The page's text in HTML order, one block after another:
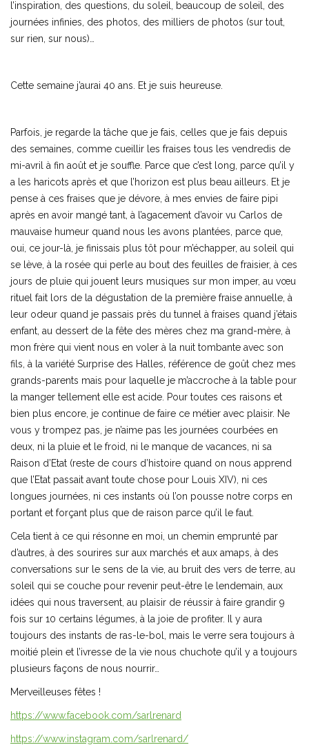
l’inspiration, des questions, du soleil, beaucoup de soleil, des
journées infinies, des photos, des milliers de photos (sur tout,
sur rien, sur nous)…
Cette semaine j’aurai 40 ans. Et je suis heureuse.
Parfois, je regarde la tâche que je fais, celles que je fais depuis
des semaines, comme cueillir les fraises tous les vendredis de
mi-avril à fin août et je souffle. Parce que c’est long, parce qu’il y
a les haricots après et que l’horizon est plus beau ailleurs. Et je
pense à ces fraises que je dévore, à mes envies de faire pipi
après en avoir mangé tant, à l’agacement d’avoir vu Carlos de
mauvaise humeur quand nous les avons plantées, parce que,
oui, ce jour-là, je finissais plus tôt pour m’échapper, au soleil qui
se lève, à la rosée qui perle au bout des feuilles de fraisier, à ces
jours de pluie qui jouent leurs musiques sur mon imper, au vœu
rituel fait lors de la dégustation de la première fraise annuelle, à
leur odeur quand je passais près du tunnel à fraises quand j’étais
enfant, au dessert de la fête des mères chez ma grand-mère, à
mon frère qui vient nous en voler à la nuit tombante avec son
fils, à la variété Surprise des Halles, référence de goût chez mes
grands-parents mais pour laquelle je m’accroche à la table pour
la manger tellement elle est acide. Pour toutes ces raisons et
bien plus encore, je continue de faire ce métier avec plaisir. Ne
vous y trompez pas, je n’aime pas les journées courbées en
deux, ni la pluie et le froid, ni le manque de vacances, ni sa
Raison d’Etat (reste de cours d’histoire quand on nous apprend
que l’Etat passait avant toute chose pour Louis XIV), ni ces
longues journées, ni ces instants où l’on pousse notre corps en
portant et forçant plus que de raison parce qu’il le faut.
Cela tient à ce qui résonne en moi, un chemin emprunté par
d’autres, à des sourires sur aux marchés et aux amaps, à des
conversations sur le sens de la vie, au bruit des vers de terre, au
soleil qui se couche pour revenir peut-être le lendemain, aux
idées qui nous traversent, au plaisir de réussir à faire grandir 9
fois sur 10 certains légumes, à la joie de profiter. Il y aura
toujours des instants de ras-le-bol, mais le verre sera toujours à
moitié plein et l’ivresse de la vie nous chuchote qu’il y a toujours
plusieurs façons de nous nourrir…
Merveilleuses fêtes !
https://www.facebook.com/sarlrenard
https://www.instagram.com/sarlrenard/